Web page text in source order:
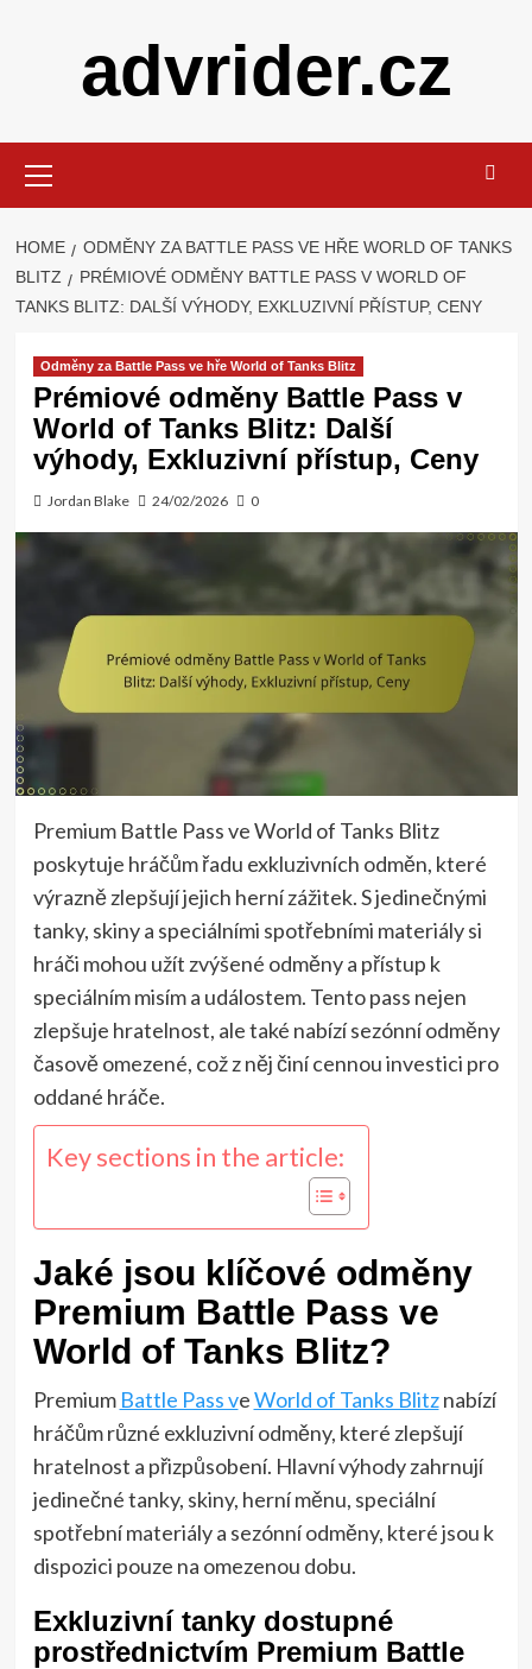
advrider.cz
Menu
HOME
ODMĚNY ZA BATTLE PASS VE HŘE WORLD OF TANKS
BLITZ
PRÉMIOVÉ ODMĚNY BATTLE PASS V WORLD OF
TANKS BLITZ: DALŠÍ VÝHODY, EXKLUZIVNÍ PŘÍSTUP, CENY
Odměny za Battle Pass ve hře World of Tanks Blitz
Prémiové odměny Battle Pass v
World of Tanks Blitz: Další
výhody, Exkluzivní přístup, Ceny
Jordan Blake 24/02/2026 0
Premium Battle Pass ve World of Tanks Blitz
poskytuje hráčům řadu exkluzivních odměn, které
výrazně zlepšují jejich herní zážitek. S jedinečnými
tanky, skiny a speciálními spotřebními materiály si
hráči mohou užít zvýšené odměny a přístup k
speciálním misím a událostem. Tento pass nejen
zlepšuje hratelnost, ale také nabízí sezónní odměny
časově omezené, což z něj činí cennou investici pro
oddané hráče.
Key sections in the article:
Jaké jsou klíčové odměny
Premium Battle Pass ve
World of Tanks Blitz?
Premium Battle Pass veWorld of Tanks Blitznabízí
hráčům různé exkluzivní odměny, které zlepšují
hratelnost a přizpůsobení. Hlavní výhody zahrnují
jedinečné tanky, skiny, herní měnu, speciální
spotřební materiály a sezónní odměny, které jsou k
dispozici pouze na omezenou dobu.
Exkluzivní tanky dostupné
prostřednictvím Premium Battle